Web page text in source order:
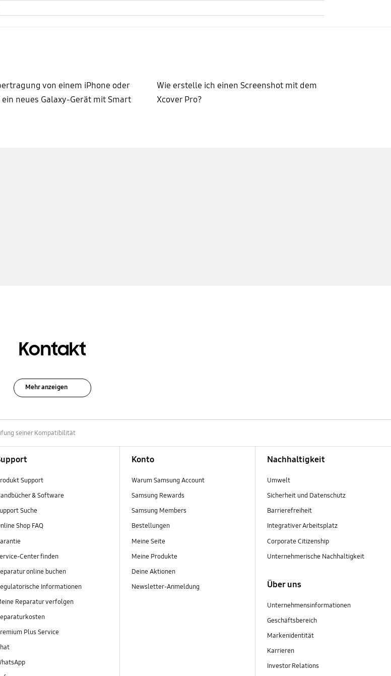
von einem iPhone oder
ein neues Galaxy-Gerät mit Smart
Wie erstelle ich einen Screenshot mit dem
Xcover Pro?
Kontakt
Mehr anzeigen
seiner Kompatibilität
Support
& Software
Suche
Shop FAQ
Center finden
online buchen
Informationen
Reparatur verfolgen
Plus Service
Konto
Warum Samsung Account
Samsung Rewards
Samsung Members
Bestellungen
Meine Seite
Meine Produkte
Deine Aktionen
Newsletter-Anmeldung
Nachhaltigkeit
Umwelt
Sicherheit und Datenschutz
Barrierefreiheit
Integrativer Arbeitsplatz
Corporate Citizenship
Unternehmerische Nachhaltigkeit
Über uns
Unternehmensinformationen
Geschäftsbereich
Markenidentität
Karrieren
Investor Relations